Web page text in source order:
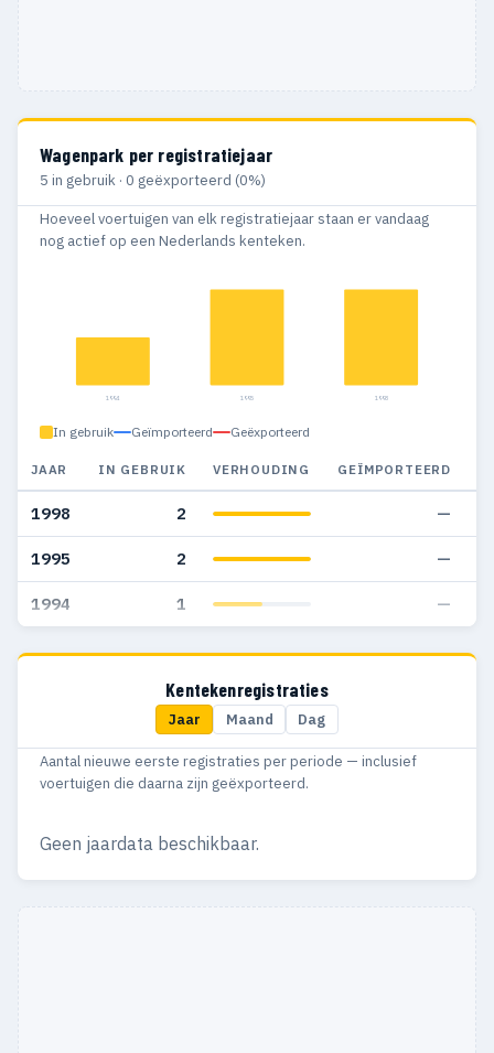
Wagenpark per registratiejaar
5 in gebruik · 0 geëxporteerd (0%)
Hoeveel voertuigen van elk registratiejaar staan er vandaag
nog actief op een Nederlands kenteken.
1994 1995 1998
In gebruik Geïmporteerd Geëxporteerd
JAAR IN GEBRUIK VERHOUDING GEÏMPORTEERD
1998 2 —
1995 2 —
1994 1 —
Kentekenregistraties
Jaar Maand Dag
Aantal nieuwe eerste registraties per periode — inclusief
voertuigen die daarna zijn geëxporteerd.
Geen jaardata beschikbaar.